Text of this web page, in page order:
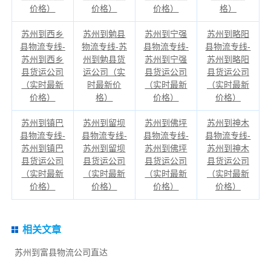
价格）
价格）
价格）
格）
苏州到西乡
县物流专线-
苏州到西乡
县货运公司
（实时最新
价格）
苏州到勉县
物流专线-苏
州到勉县货
运公司（实
时最新价
格）
苏州到宁强
县物流专线-
苏州到宁强
县货运公司
（实时最新
价格）
苏州到略阳
县物流专线-
苏州到略阳
县货运公司
（实时最新
价格）
苏州到镇巴
县物流专线-
苏州到镇巴
县货运公司
（实时最新
价格）
苏州到留坝
县物流专线-
苏州到留坝
县货运公司
（实时最新
价格）
苏州到佛坪
县物流专线-
苏州到佛坪
县货运公司
（实时最新
价格）
苏州到神木
县物流专线-
苏州到神木
县货运公司
（实时最新
价格）
相关文章
苏州到富县物流公司直达